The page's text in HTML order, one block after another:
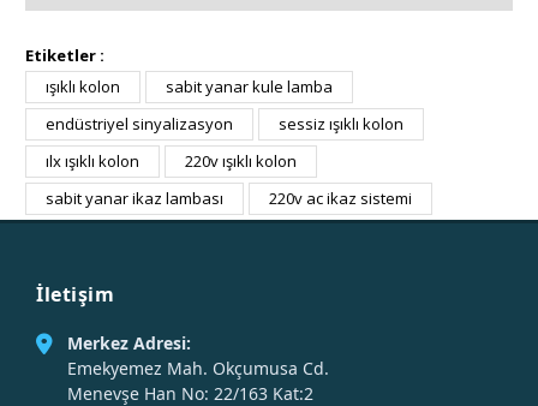
Etiketler :
ışıklı kolon
sabit yanar kule lamba
endüstriyel sinyalizasyon
sessiz ışıklı kolon
ılx ışıklı kolon
220v ışıklı kolon
sabit yanar ikaz lambası
220v ac ikaz sistemi
İletişim
Merkez Adresi:
Emekyemez Mah. Okçumusa Cd.
Menevşe Han No: 22/163 Kat:2